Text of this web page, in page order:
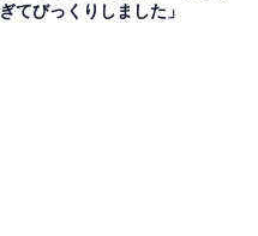
ぎてびっくりしました」